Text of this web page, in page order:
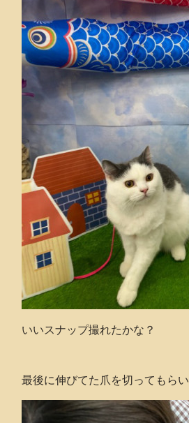
いいスナップ撮れたかな？
最後に伸びてた爪を切ってもらい